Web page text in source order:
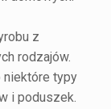
z
rodzajów.
niektóre typy
i poduszek.